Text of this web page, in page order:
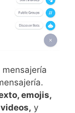
emojis,
y